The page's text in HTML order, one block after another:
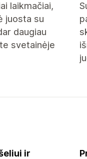
laikmačiai,
juosta su
daugiau
svetainėje
ir